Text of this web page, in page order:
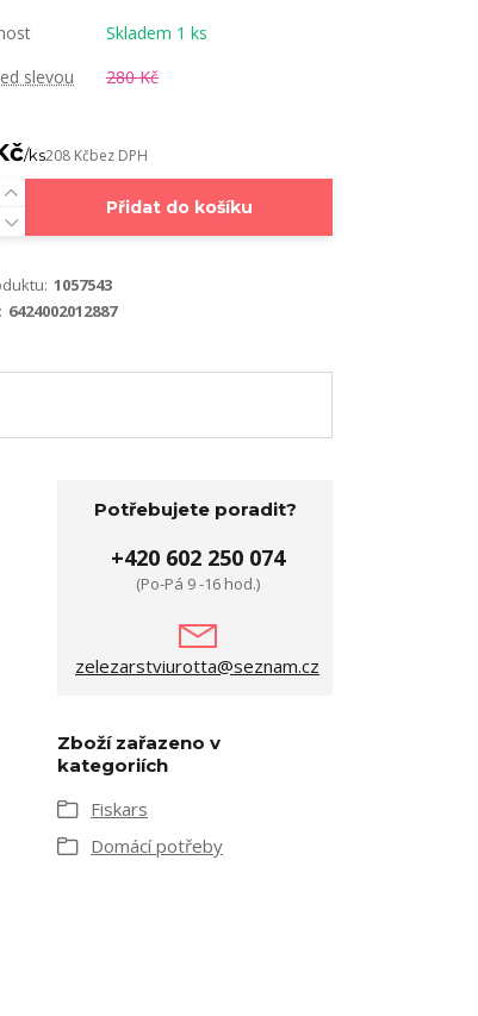
Skladem 1 ks
slevou
280 Kč
/ks208 Kčbez DPH
Přidat do košíku
1057543
6424002012887
Potřebujete poradit?
+420 602 250 074
(Po-Pá 9 -16 hod.)
zelezarstviurotta@seznam.cz
Zboží zařazeno v
kategoriích
Fiskars
Domácí potřeby